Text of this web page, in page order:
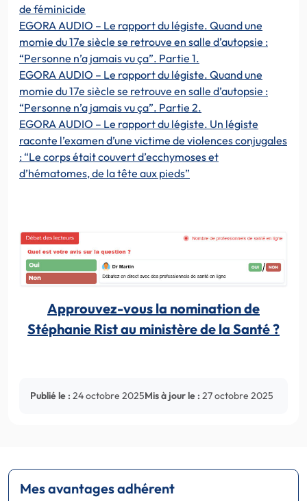
de féminicide
EGORA AUDIO – Le rapport du légiste. Quand une
momie du 17e siècle se retrouve en salle d’autopsie :
“Personne n’a jamais vu ça”. Partie 1.
EGORA AUDIO – Le rapport du légiste. Quand une
momie du 17e siècle se retrouve en salle d’autopsie :
“Personne n’a jamais vu ça”. Partie 2.
EGORA AUDIO – Le rapport du légiste. Un légiste
raconte l’examen d’une victime de violences conjugales
: “Le corps était couvert d’ecchymoses et
d’hématomes, de la tête aux pieds”
Approuvez-vous la nomination de
Stéphanie Rist au ministère de la Santé ?
Publié le : 24 octobre 2025Mis à jour le : 27 octobre 2025
Mes avantages adhérent